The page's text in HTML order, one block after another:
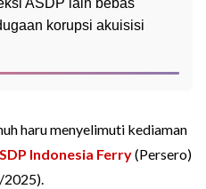
ASDP lain bebas
korupsi akuisisi
haru menyelimuti kediaman
Indonesia Ferry(Persero)
2025).